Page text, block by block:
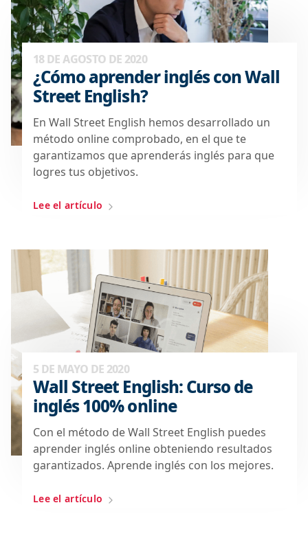
18 DE AGOSTO DE 2020
¿Cómo aprender inglés con Wall
Street English?
En Wall Street English hemos desarrollado un
método online comprobado, en el que te
garantizamos que aprenderás inglés para que
logres tus objetivos.
Lee el artículo
5 DE MAYO DE 2020
Wall Street English: Curso de
inglés 100% online
Con el método de Wall Street English puedes
aprender inglés online obteniendo resultados
garantizados. Aprende inglés con los mejores.
Lee el artículo